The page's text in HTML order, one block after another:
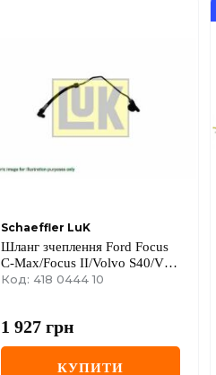
Schaeffler LuK
Шланг зчеплення Ford Focus
C-Max/Focus II/Volvo S40/V50
1.6TDCi/1.8TDCi/1.8/2.0 03-
Код: 418 0444 10
1 927 грн
КУПИТИ